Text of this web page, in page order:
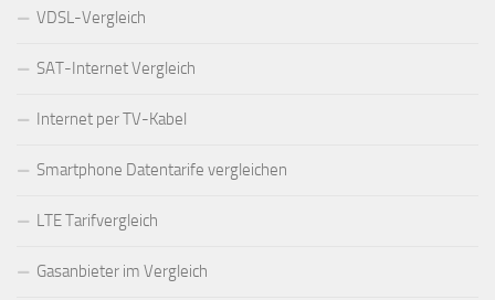
VDSL-Vergleich
SAT-Internet Vergleich
Internet per TV-Kabel
Smartphone Datentarife vergleichen
LTE Tarifvergleich
Gasanbieter im Vergleich